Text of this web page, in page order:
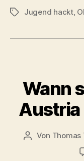
Schlagwörter
Jugend hackt,
Wann
Austria
Beitragsautor
Von Thomas